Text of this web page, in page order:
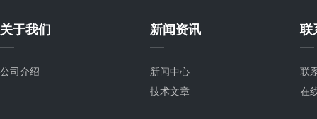
关于我们
公司介绍
新闻资讯
新闻中心
技术文章
联
联
在